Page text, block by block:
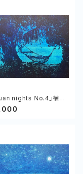
nights No.4」植村
キャンバス、アクリル